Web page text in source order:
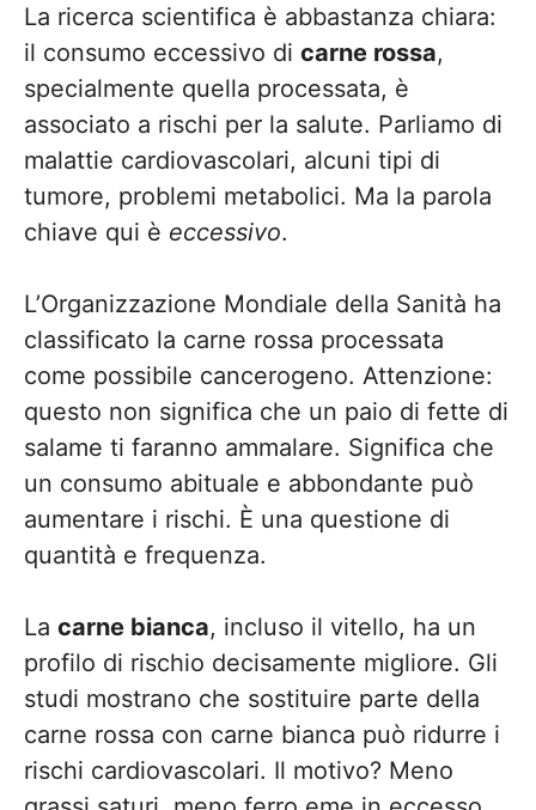
La ricerca scientifica è abbastanza chiara:
il consumo eccessivo di carne rossa,
specialmente quella processata, è
associato a rischi per la salute. Parliamo di
malattie cardiovascolari, alcuni tipi di
tumore, problemi metabolici. Ma la parola
chiave qui è eccessivo.
L’Organizzazione Mondiale della Sanità ha
classificato la carne rossa processata
come possibile cancerogeno. Attenzione:
questo non significa che un paio di fette di
salame ti faranno ammalare. Significa che
un consumo abituale e abbondante può
aumentare i rischi. È una questione di
quantità e frequenza.
La carne bianca, incluso il vitello, ha un
profilo di rischio decisamente migliore. Gli
studi mostrano che sostituire parte della
carne rossa con carne bianca può ridurre i
rischi cardiovascolari. Il motivo? Meno